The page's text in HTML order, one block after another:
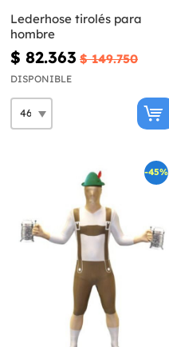
Lederhose tirolés para
hombre
$ 82.363 $ 149.750
DISPONIBLE
-45%